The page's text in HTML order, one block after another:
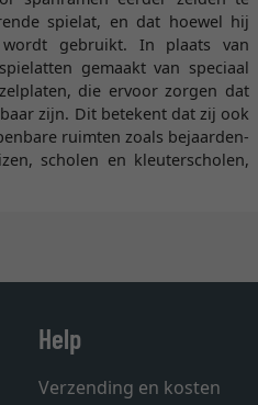
spielat, en dat hoewel hij
gebruikt. In plaats van
gemaakt van speciaal
die ervoor zorgen dat
zijn. Dit betekent dat zij ook
ruimten zoals bejaarden-
scholen en kleuterscholen,
Help
Verzending en kosten